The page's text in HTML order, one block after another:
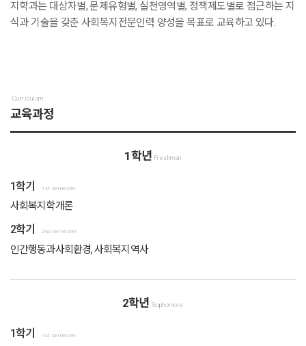
지학과는 대상자별, 문제유형별, 실천영역별, 정책제도별로 접근하는 지
식과 기술을 갖춘 사회복지전문인력 양성을 목표로 교육하고 있다.
Curriculum
교육과정
1학년 Freshman
1학기 1st semester
사회복지학개론
2학기 2nd semester
인간행동과사회환경, 사회복지역사
2학년 Sophomore
1학기 1st semester